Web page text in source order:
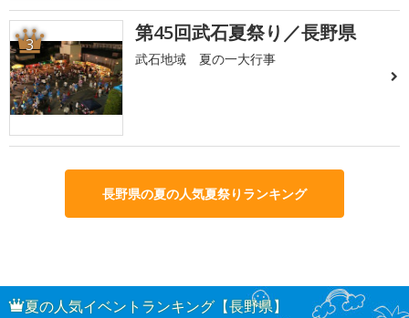
3 第45回武石夏祭り／長野県
武石地域 夏の一大行事
長野県の夏の人気夏祭りランキング
夏の人気イベントランキング【長野県】